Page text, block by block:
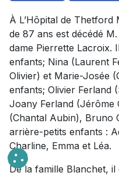
À L’Hôpital de Thetford
de 87 ans est décédé
dame Pierrette Lacroix.
enfants; Nina (Laurent
Olivier) et Marie-Josée
enfants; Olivier Ferland
Joany Ferland (Jérôme
(Chantal Aubin), Bruno
arrière-petits enfants :
Charline, Emma et Léa.
De la famille Blanchet,